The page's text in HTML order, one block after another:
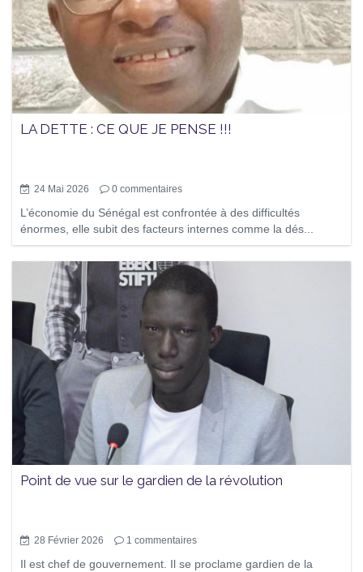
LA DETTE : CE QUE JE PENSE !!!
24 Mai 2026 0 commentaires
L’économie du Sénégal est confrontée à des difficultés
énormes, elle subit des facteurs internes comme la dés...
Point de vue sur le gardien de la révolution
28 Février 2026 1 commentaires
Il est chef de gouvernement. Il se proclame gardien de la